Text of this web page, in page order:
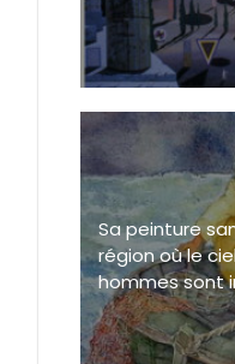
Sa peinture
région où le
hommes sont